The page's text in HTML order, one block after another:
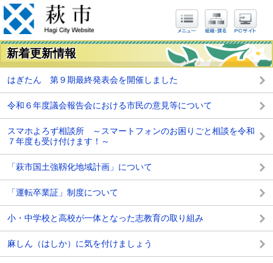
新着更新情報
はぎたん 第９期最終発表会を開催しました
令和６年度議会報告会における市民の意見等について
スマホよろず相談所 ～スマートフォンのお困りごと相談を令和
７年度も受け付けます！～
「萩市国土強靱化地域計画」について
「運転卒業証」制度について
小・中学校と高校が一体となった志教育の取り組み
麻しん（はしか）に気を付けましょう